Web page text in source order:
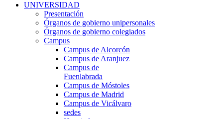
UNIVERSIDAD
Presentación
Órganos de gobierno unipersonales
Órganos de gobierno colegiados
Campus
Campus de Alcorcón
Campus de Aranjuez
Campus de
Fuenlabrada
Campus de Móstoles
Campus de Madrid
Campus de Vicálvaro
sedes